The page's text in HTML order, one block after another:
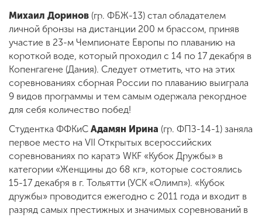
+7 (831) 262-26-20
Михаил Доринов (гр. ФБЖ-13) стал обладателем
личной бронзы на дистанции 200 м брассом, приняв
участие в 23-м Чемпионате Европы по плаванию на
короткой воде, который проходил с 14 по 17 декабря в
Копенгагене (Дания). Следует отметить, что на этих
соревнованиях сборная России по плаванию выиграла
9 видов программы и тем самым одержала рекордное
для себя количество побед!
Студентка ФФКиС Адамян Ирина (гр. ФПЗ-14-1) заняла
первое место на VII Открытых всероссийских
соревнованиях по каратэ WKF «Кубок Дружбы» в
категории «Женщины до 68 кг», которые состоялись
15-17 декабря в г. Тольятти (УСК «Олимп»). «Кубок
дружбы» проводится ежегодно с 2011 года и входит в
разряд самых престижных и значимых соревнований в